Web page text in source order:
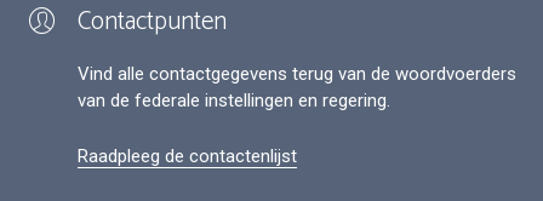
Contactpunten
Vind alle contactgegevens terug van de woordvoerders
van de federale instellingen en regering.
Raadpleeg de contactenlijst